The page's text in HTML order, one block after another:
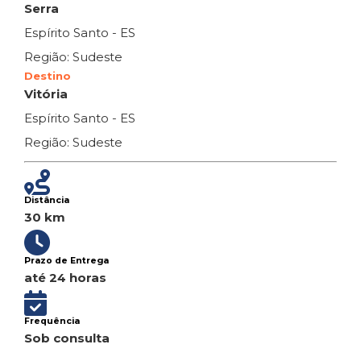
Serra
Espírito Santo - ES
Região: Sudeste
Destino
Vitória
Espírito Santo - ES
Região: Sudeste
Distância
30 km
Prazo de Entrega
até 24 horas
Frequência
Sob consulta